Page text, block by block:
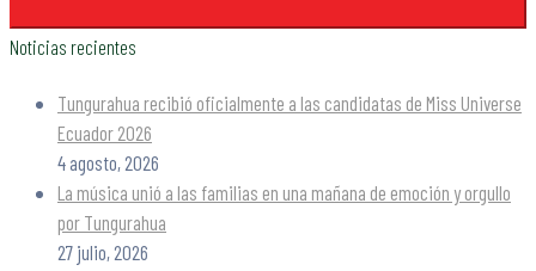
Noticias recientes
Tungurahua recibió oficialmente a las candidatas de Miss Universe
Ecuador 2026
4 agosto, 2026
La música unió a las familias en una mañana de emoción y orgullo
por Tungurahua
27 julio, 2026